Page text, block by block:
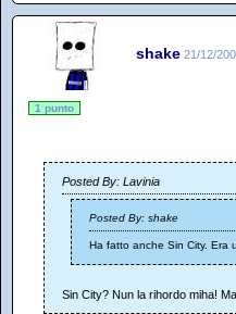
shake 21/12/
1 punto
Posted By: Lavinia
Posted By: shake
Ha fatto anche Sin City. Era
Sin City? Nun la rihordo miha!